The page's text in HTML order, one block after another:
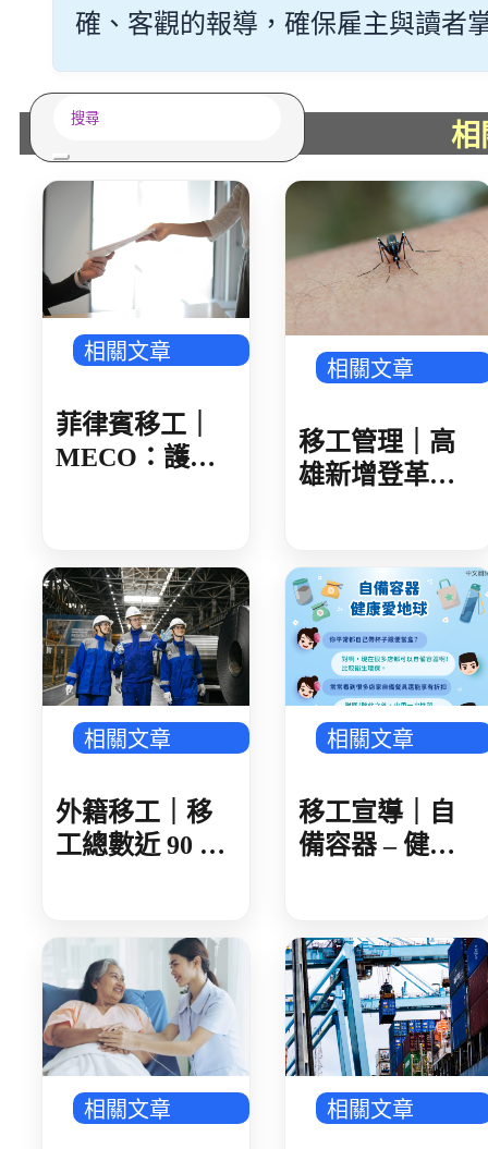
案例分享
歷年評鑑成績
確、客觀的報導，確保雇主與讀者
相
相關文章
菲律賓移工｜
MECO：護照
相關文章
移工管理｜高
雄新增登革熱
據實告知旅遊
史 遭開罰 1 萬
元
相關文章
外籍移工｜移
工總數近 90 萬
頭 金屬、機械
傳產回溫
相關文章
移工宣導｜自
備容器 – 健康
相關文章 相關文章